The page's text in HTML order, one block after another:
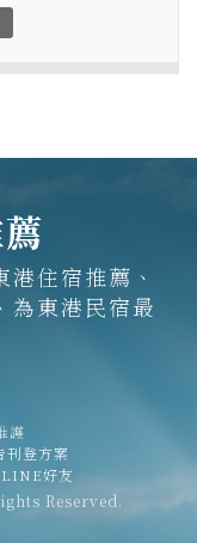
住宿推薦、
為東港民宿最
護
登方案
好友
Reserved.